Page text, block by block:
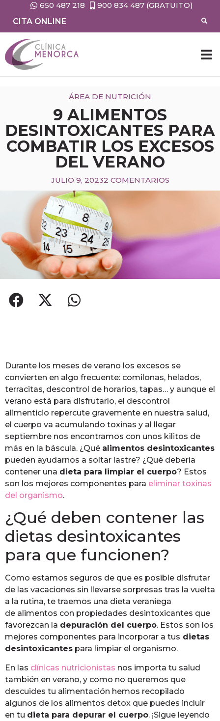
650 487 218
900 834 487 (GRATUITO)
CITA ONLINE
ÁREA DE NUTRICIÓN
9 ALIMENTOS
DESINTOXICANTES PARA
COMBATIR LOS EXCESOS
DEL VERANO
JULIO 9, 20232 COMENTARIOS
Durante los meses de verano los excesos se
convierten en algo frecuente: comilonas, helados,
terracitas, descontrol de horarios, tapas… y aunque el
verano está para disfrutarlo, el descontrol
alimenticio repercute gravemente en nuestra salud,
el cuerpo va acumulando toxinas y al llegar
septiembre nos encontramos con unos kilitos de
más en la báscula. ¿Qué alimentos desintoxicantes
pueden ayudarnos a soltar lastre? ¿Qué debería
contener una dieta para limpiar el cuerpo? Estos
son los mejores componentes para eliminar toxinas
del organismo.
¿Qué deben contener las
dietas desintoxicantes
para que funcionen?
Como estamos seguros de que es posible disfrutar
de las vacaciones sin llevarse sorpresas tras la vuelta
a la rutina, te traemos una dieta veraniega
de alimentos con propiedades desintoxicantes que
favorezcan la depuración del cuerpo. Estos son los
mejores componentes para incorporar a tus dietas
desintoxicantes para limpiar el organismo.
En las clínicas nutricionistas nos importa tu salud
también en verano, y como no queremos que
descuides tu alimentación hemos recopilado
algunos de los alimentos detox que puedes incluir
en tu dieta para depurar el cuerpo. ¡Sigue leyendo